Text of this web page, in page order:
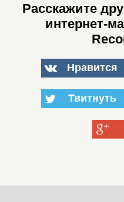
Расскажите
интернет-
Нравится
Твитнуть